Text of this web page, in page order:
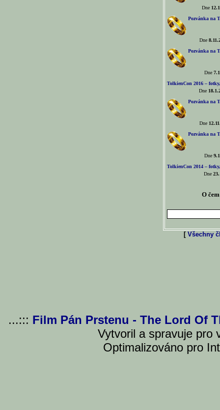
Dne
Pozvánka na
Dne
Pozvánka na
Dne
TolkienCon 2016 –
Dne
Pozvánka na
Dne
Pozvánka na
Dne
TolkienCon 2014 –
Dne
O
[ Všechny
...::: Film Pán Prstenu - The Lord Of
Vytvoril a spravuje pro
Optimalizováno pro